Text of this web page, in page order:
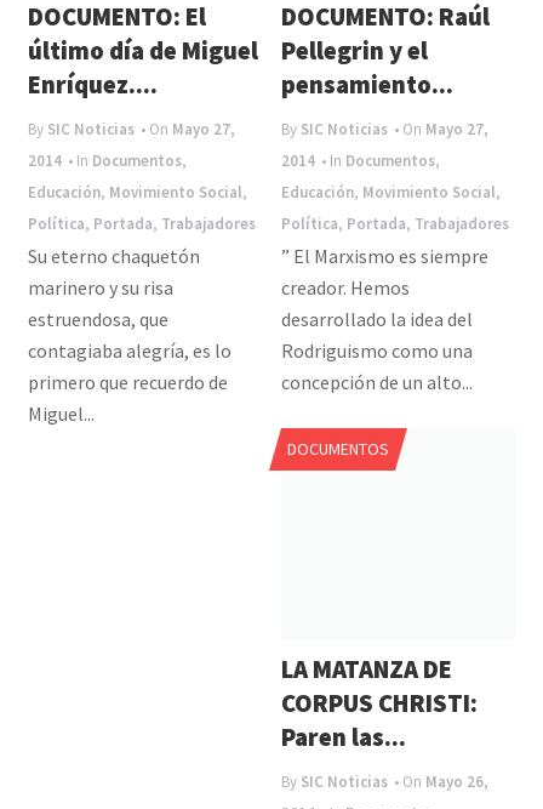
DOCUMENTO: El
último día de Miguel
Enríquez....
By SIC Noticias • On Mayo 27,
2014 • In Documentos,
Educación, Movimiento Social,
Política, Portada, Trabajadores
Su eterno chaquetón
marinero y su risa
estruendosa, que
contagiaba alegría, es lo
primero que recuerdo de
Miguel...
DOCUMENTO: Raúl
Pellegrin y el
pensamiento...
By SIC Noticias • On Mayo 27,
2014 • In Documentos,
Educación, Movimiento Social,
Política, Portada, Trabajadores
” El Marxismo es siempre
creador. Hemos
desarrollado la idea del
Rodriguismo como una
concepción de un alto...
DOCUMENTOS
LA MATANZA DE
CORPUS CHRISTI:
Paren las...
By SIC Noticias • On Mayo 26,